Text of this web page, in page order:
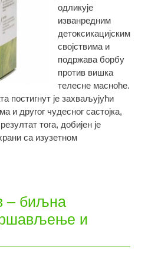
одликује
изванредним
детоксикацијским
својствима и
подржава борбу
против вишка
телесне масноће.
постигнут је захваљујући
и другог чудесног састојка,
тога, добијен је
са изузетном
– биљна
и